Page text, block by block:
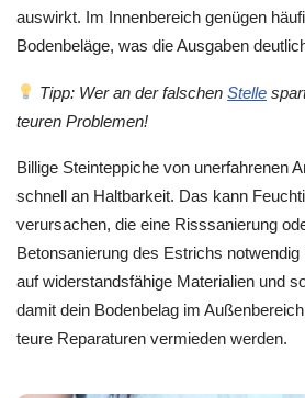
auswirkt. Im Innenbereich genügen
Bodenbeläge, was die Ausgaben
Tipp: Wer an der falschenStelle
teuren Problemen!
Billige Steinteppiche von unerfahrenen
schnell an Haltbarkeit. Das kann
verursachen, die eine Risssanierung
Betonsanierung des Estrichs
auf widerstandsfähige Materialien und
damit dein Bodenbelag im
teure Reparaturen vermieden werden.